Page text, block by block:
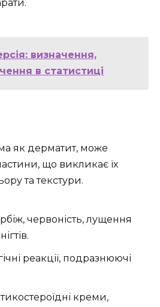
визначення,
в статистиці
як дерматит, може
що викликає їх
та текстури.
червоність, лущення
реакції, подразнюючі
креми,